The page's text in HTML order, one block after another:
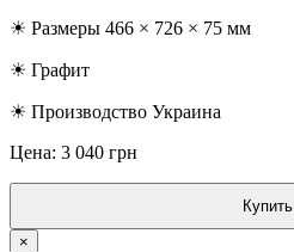
☀ Размеры 466 × 726 × 75 мм
☀ Графит
☀ Производство Украина
Цена: 3 040 грн
Купить
×